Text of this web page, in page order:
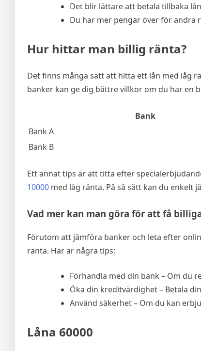
Det blir lättare att betala tillbaka
Du har mer pengar över för andra
Hur hittar man billig ränta?
Det finns många sätt att hitta ett lån med låg
banker kan ge dig bättre villkor om du har en
Bank
Bank A
Bank B
Ett annat tips är att titta efter
10000 med låg ränta. På så sätt kan du
Vad mer kan man göra för att få
Förutom att jämföra banker och leta efter
ränta. Här är några tips:
Förhandla med din bank – Om du
Öka din kreditvärdighet – Betala
Använd säkerhet – Om du kan
Låna 60000